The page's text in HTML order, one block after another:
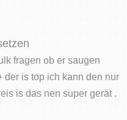
fragen ob er saugen
der is top ich kann den nur
is das nen super gerät .